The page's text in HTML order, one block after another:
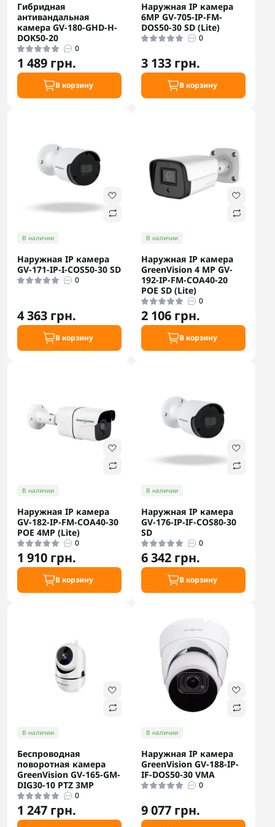
Гибридная
антивандальная
камера GV-180-GHD-H-
DOK50-20
0
1 489 грн.
В корзину
Наружная IP камера
6MP GV-705-IP-FM-
DOS50-30 SD (Lite)
0
3 133 грн.
В корзину
В наличии
Наружная IP камера
GV-171-IP-I-COS50-30 SD
0
4 363 грн.
В корзину
В наличии
Наружная IP камера
GreenVision 4 МР GV-
192-IP-FM-COA40-20
POE SD (Lite)
0
2 106 грн.
В корзину
В наличии
Наружная IP камера
GV-182-IP-FM-COA40-30
POE 4MP (Lite)
0
1 910 грн.
В корзину
В наличии
Наружная IP камера
GV-176-IP-IF-COS80-30
SD
0
6 342 грн.
В корзину
В наличии
Беспроводная
поворотная камера
GreenVision GV-165-GM-
DIG30-10 PTZ 3MP
0
1 247 грн.
В наличии
Наружная IP камера
GreenVision GV-188-IP-
IF-DOS50-30 VMA
0
9 077 грн.